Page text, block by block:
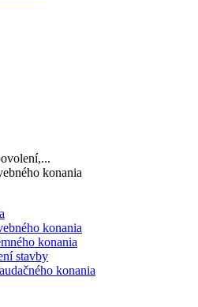
konania
konania
konania
stavby
konania